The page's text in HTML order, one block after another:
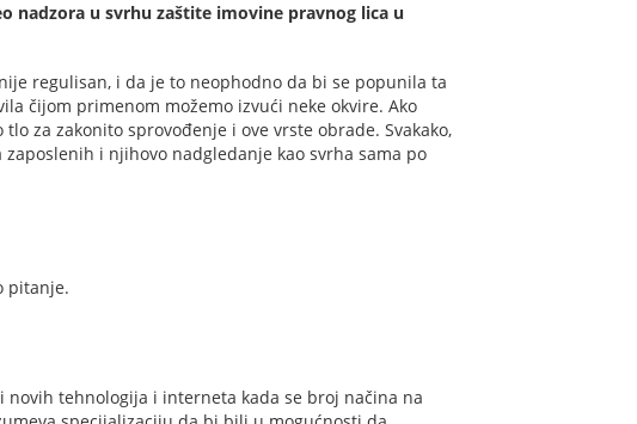
nadzora u svrhu zaštite imovine pravnog lica u
regulisan, i da je to neophodno da bi se popunila ta
čijom primenom možemo izvući neke okvire. Ako
za zakonito sprovođenje i ove vrste obrade. Svakako,
i njihovo nadgledanje kao svrha sama po
pitanje.
tehnologija i interneta kada se broj načina na